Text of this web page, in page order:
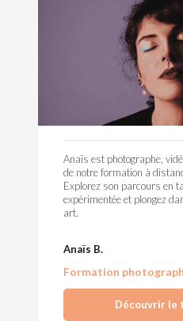
Anaïs est photographe,
de notre formation à
Explorez son parcours en
expérimentée et plongez
art.
Anaïs B.
Formation
Découvrir le